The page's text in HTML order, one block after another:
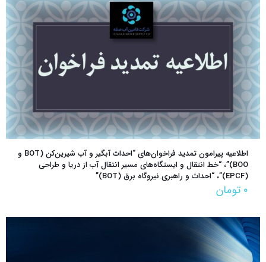
اطلاعیه پیرامون تمدید فراخوان‌های “احداث آبگیر و آب شیرین‌کن (BOT و
BOO)”، “خط انتقال و ایستگاه‌های مسیر انتقال آب از دریا و طراحی
(EPCF)”، “احداث و راهبری نیروگاه برق (BOT)”
۰ تومان